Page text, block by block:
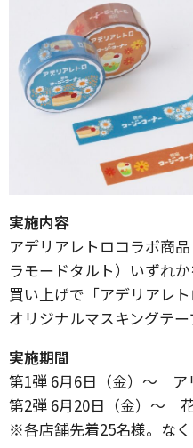
実施内容
アデリアレトロコラボ商
ラモードタルト）いずれ
買い上げで「アデリアレ
オリジナルマスキングテ
実施期間
第1弾 6月6日（金）～
第2弾 6月20日（金）～ 花
※各店舗先着25名様。な